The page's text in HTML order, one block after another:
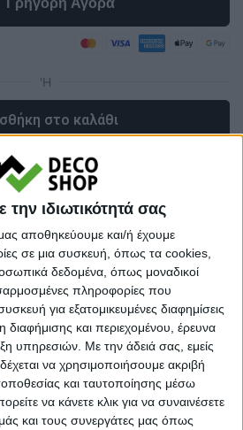
την ιδιωτικότητά σας
αποθηκεύουμε και/ή έχουμε
σε μια συσκευή, όπως τα cookies,
δεδομένα, όπως μοναδικοί
πληροφορίες που
για εξατομικευμένες διαφημίσεις
διαφήμισης και περιεχομένου, έρευνα
υπηρεσιών. Με την άδειά σας, εμείς
να χρησιμοποιήσουμε ακριβή
και ταυτοποίησης μέσω
να κάνετε κλικ για να συναινέσετε
και τους συνεργάτες μας όπως
στο καλάθι
:94099
Share
προιοντα
ΣΑΛΟΝΙΟΥ
ΣΑΛΟΝΙΟΥ